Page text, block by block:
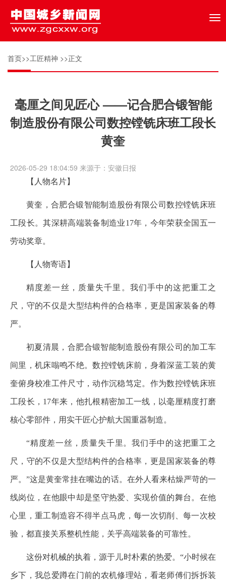
首页>>工匠精神 >>正文
毫厘之间见匠心 ——记合肥合锻智能
制造股份有限公司数控镗铣床班工段长
黄奎
2026-05-29 18:04:59 来源于：安徽日报
【人物名片】
黄奎，合肥合锻智能制造股份有限公司数控镗铣床班
工段长。其深耕高端装备制造业17年，今年荣获全国五一
劳动奖章。
【人物寄语】
精度差一丝，质量失千里。我们手中的这把重工之
尺，守的不仅是大型结构件的合格率，更是国家装备的尊
严。
初夏清晨，合肥合锻智能制造股份有限公司的加工车
间里，机床嗡鸣不绝。数控镗铣床前，身着深蓝工装的黄
奎俯身校准工件尺寸，动作沉稳笃定。作为数控镗铣床班
工段长，17年来，他扎根精密加工一线，以毫厘精度打磨
核心零部件，用实干匠心护航大国重器制造。
“精度差一丝，质量失千里。我们手中的这把重工之
尺，守的不仅是大型结构件的合格率，更是国家装备的尊
严。”这是黄奎常挂在嘴边的话。在外人看来枯燥严苛的一
线岗位，在他眼中却是坚守热爱、实现价值的舞台。在他
心里，重工制造容不得半点马虎，每一次切削、每一次校
验，都直接关系整机性能，关乎高端装备的可靠性。
这份对机械的执着，源于儿时朴素的热爱。“小时候在
乡下，我总爱蹲在门前的农机修理站，看老师傅们拆拆装